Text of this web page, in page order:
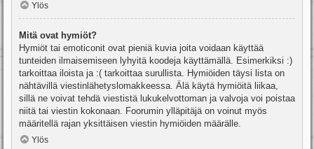
Ylös
Mitä ovat hymiöt?
Hymiöt tai emoticonit ovat pieniä kuvia joita voidaan käyttää
tunteiden ilmaisemiseen lyhyitä koodeja käyttämällä. Esimerkiksi :)
tarkoittaa iloista ja :( tarkoittaa surullista. Hymiöiden täysi lista on
nähtävillä viestinlähetyslomakkeessa. Älä käytä hymiöitä liikaa,
sillä ne voivat tehdä viestistä lukukelvottoman ja valvoja voi poistaa
niitä tai viestin kokonaan. Foorumin ylläpitäjä on voinut myös
määritellä rajan yksittäisen viestin hymiöiden määrälle.
Ylös